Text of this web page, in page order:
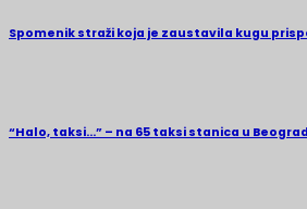
Spomenik straži koja je zaustavila kugu
“Halo, taksi…” – na 65 taksi stanica u